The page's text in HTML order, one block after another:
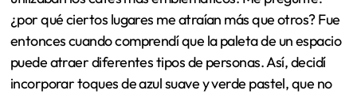
¿por qué ciertos lugares me atraían más que otros? Fue
entonces cuando comprendí que la paleta de un espacio
puede atraer diferentes tipos de personas. Así, decidí
incorporar toques de azul suave y verde pastel, que no